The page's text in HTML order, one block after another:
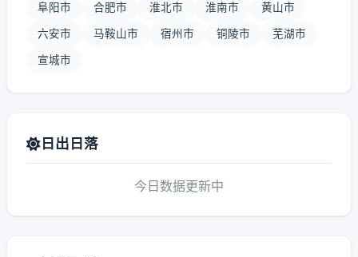
阜阳市 合肥市 淮北市 淮南市 黄山市
六安市 马鞍山市 宿州市 铜陵市 芜湖市
宣城市
日出日落
今日数据更新中